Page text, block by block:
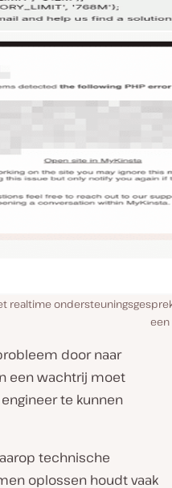
realtime
een
door naar
een wachtrij moet
te kunnen
technische
oplossen houdt vaak